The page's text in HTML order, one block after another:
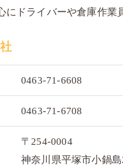
にドライバーや倉庫作業
0463-71-6608
0463-71-6708
〒254-0004
神奈川県平塚市小鍋